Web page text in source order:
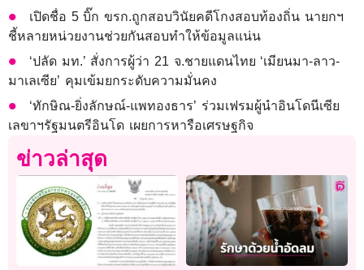
เปิดชื่อ 5 บิ๊ก ขรก.ถูกสอบวินัยคดีโกงสอบท้องถิ่น นายกฯ
ชี้หลายหน่วยงานช่วยกันสอบทำให้ข้อมูลแน่น
‘ปลัด มท.’ สั่งการผู้ว่า 21 จ.ชายแดนไทย ‘เมียนมา-ลาว-
มาเลเซีย’ คุมเข้มยกระดับความมั่นคง
‘ทักษิณ-ยิ่งลักษณ์-แพทองธาร’ ร่วมเฟรมผู้นำอินโดนีเซีย
เลขาฯรัฐมนตรีอินโด เผยการหารือเศรษฐกิจ
ข่าวล่าสุด